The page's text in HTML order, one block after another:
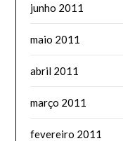
junho 2011
maio 2011
abril 2011
março 2011
fevereiro 2011